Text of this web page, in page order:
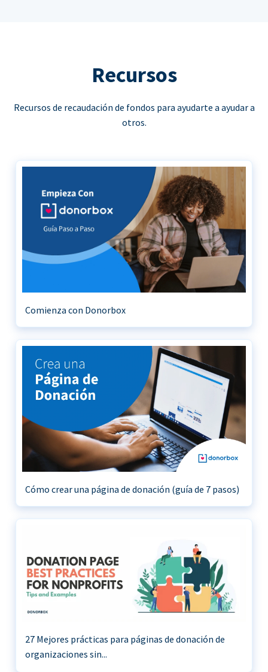
Recursos
Recursos de recaudación de fondos para ayudarte a ayudar a
otros.
Comienza con Donorbox
Cómo crear una página de donación (guía de 7 pasos)
27 Mejores prácticas para páginas de donación de
organizaciones sin...